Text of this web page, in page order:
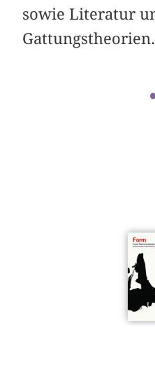
sowie Literatur
Gattungstheorien.